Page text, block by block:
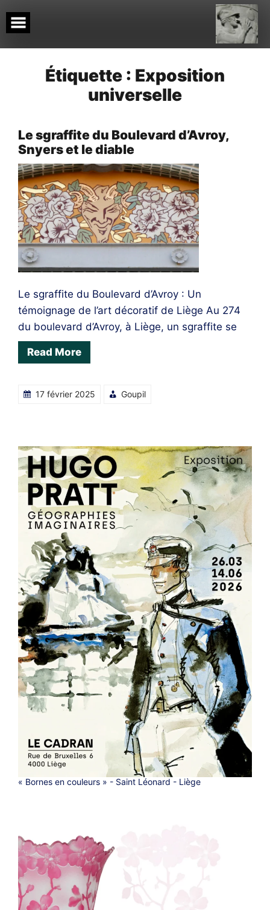
to
content
Étiquette : Exposition
universelle
Le sgraffite du Boulevard d’Avroy,
Snyers et le diable
Le sgraffite du Boulevard d’Avroy : Un
témoignage de l’art décoratif de Liège Au 274
du boulevard d’Avroy, à Liège, un sgraffite se
Read More
17 février 2025 Goupil
« Bornes en couleurs » - Saint Léonard - Liège